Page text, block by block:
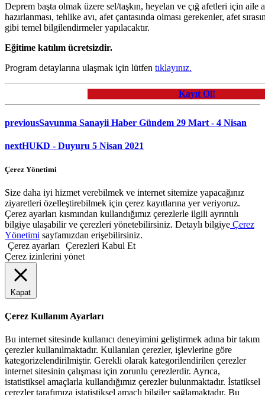
Deprem başta olmak üzere sel/taşkın, heyelan ve çığ afetleri için aile
hazırlanması, tehlike avı, afet çantasında olması gerekenler, afet
gibi temel bilgilendirmeler yapılacaktır.
Eğitime katılım ücretsizdir.
Program detaylarına ulaşmak için lütfen tıklayınız.
Kayıt Ol!
previousSavunma Sanayii Haber Gündem 29 Mart - 4 Nisan
nextHUKD - Duyuru 5 Nisan 2021
Çerez Yönetimi
Size daha iyi hizmet verebilmek ve internet sitemize yapacağınız
ziyaretleri özelleştirebilmek için çerez kayıtlarına yer veriyoruz.
Çerez ayarları kısmından kullandığımız çerezlerle ilgili ayrıntılı
bilgiye ulaşabilir ve çerezleri yönetebilirsiniz. Detaylı bilgiye Çerez
Yönetimi sayfamızdan erişebilirsiniz.
Çerez ayarları
Çerezleri Kabul Et
Çerez izinlerini yönet
Kapat
Çerez Kullanım Ayarları
Bu internet sitesinde kullanıcı deneyimini geliştirmek adına bir takım
çerezler kullanılmaktadır. Kullanılan çerezler, işlevlerine göre
kategorizelendirilmiştir. Gerekli olarak kategorilendirilen çerezler
internet sitesinin çalışması için zorunlu çerezlerdir. Ayrıca,
istatistiksel amaçlarla kullandığımız çerezler bulunmaktadır. İstatiksel
çerezler tarafımıza istatistiksel amaçlı bilgiler sağlamaktadır. Bu